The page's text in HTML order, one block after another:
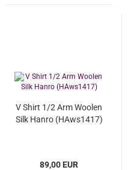
V Shirt 1/2 Arm Woolen
Silk Hanro (HAws1417)
89,00 EUR